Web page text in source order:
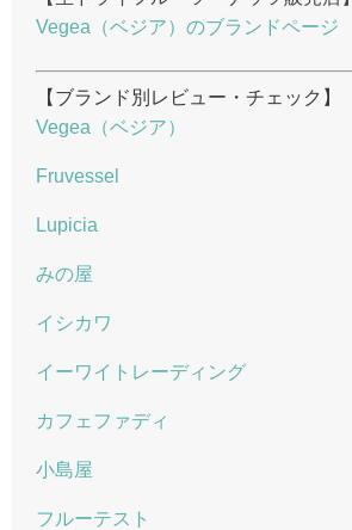
Vegea（ベジア）のブランドページ
【ブランド別レビュー・チェック】
Vegea（ベジア）
Fruvessel
Lupicia
みの屋
イシカワ
イーワイトレーディング
カフェファディ
小島屋
フルーテスト